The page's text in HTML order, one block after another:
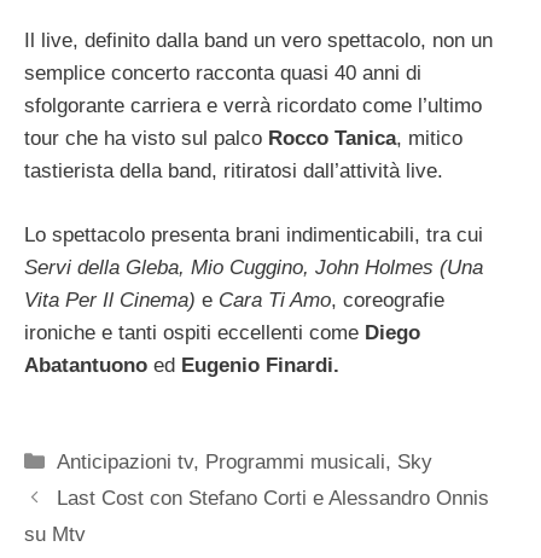
Il live, definito dalla band un vero spettacolo, non un
semplice concerto racconta quasi 40 anni di
sfolgorante carriera e verrà ricordato come l’ultimo
tour che ha visto sul palco Rocco Tanica, mitico
tastierista della band, ritiratosi dall’attività live.
Lo spettacolo presenta brani indimenticabili, tra cui
Servi della Gleba, Mio Cuggino, John Holmes (Una
Vita Per Il Cinema) e Cara Ti Amo, coreografie
ironiche e tanti ospiti eccellenti come Diego
Abatantuono ed Eugenio Finardi.
Categorie
Anticipazioni tv, Programmi musicali, Sky
Last Cost con Stefano Corti e Alessandro Onnis
su Mtv